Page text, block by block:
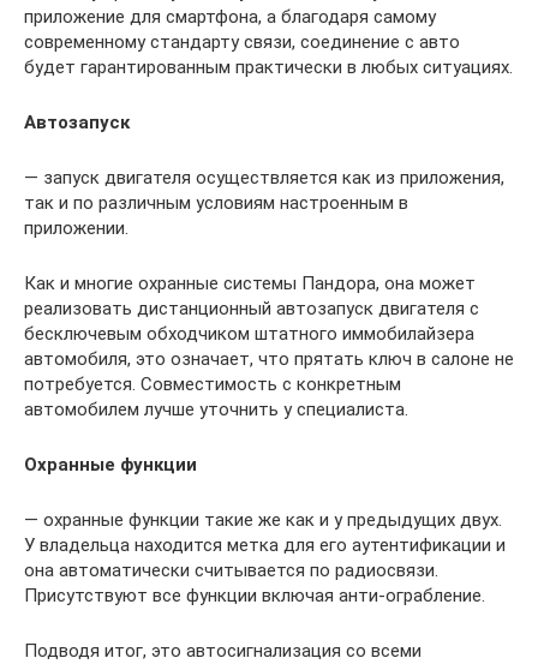
приложение для смартфона, а благодаря самому
современному стандарту связи, соединение с авто
будет гарантированным практически в любых ситуациях.
Автозапуск
— запуск двигателя осуществляется как из приложения,
так и по различным условиям настроенным в
приложении.
Как и многие охранные системы Пандора, она может
реализовать дистанционный автозапуск двигателя с
бесключевым обходчиком штатного иммобилайзера
автомобиля, это означает, что прятать ключ в салоне не
потребуется. Совместимость с конкретным
автомобилем лучше уточнить у специалиста.
Охранные функции
— охранные функции такие же как и у предыдущих двух.
У владельца находится метка для его аутентификации и
она автоматически считывается по радиосвязи.
Присутствуют все функции включая анти-ограбление.
Подводя итог, это автосигнализация со всеми